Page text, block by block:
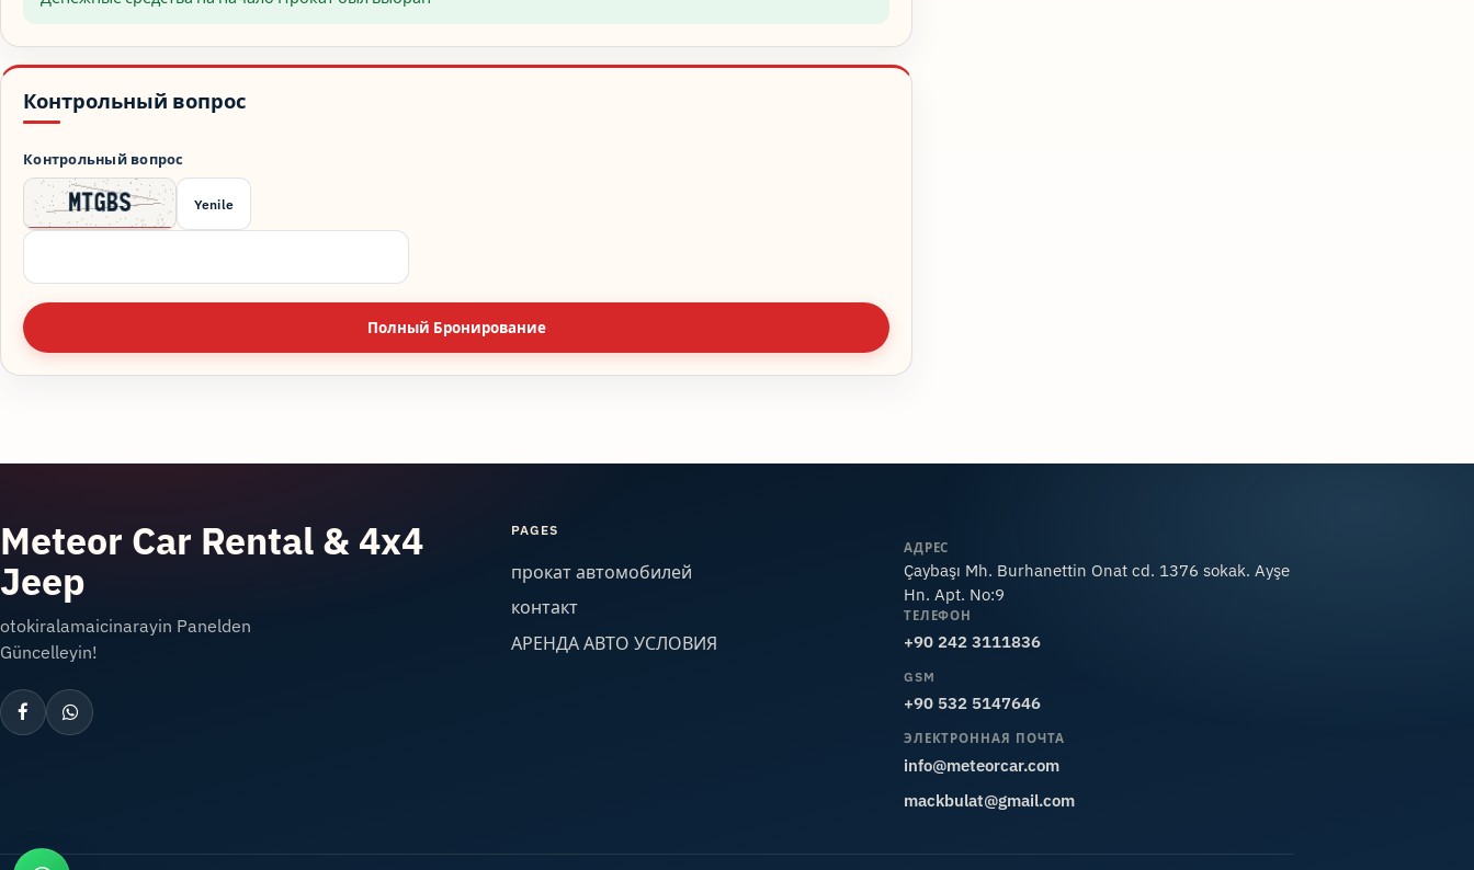
Контрольный вопрос
Контрольный вопрос
Yenile
Полный Бронирование
Meteor Car Rental & 4x4
Jeep
otokiralamaicinarayin Panelden
Güncelleyin!
PAGES
прокат автомобилей
контакт
АРЕНДА АВТО УСЛОВИЯ
АДРЕС
Çaybaşı Mh. Burhanettin Onat cd. 1376 sokak. Ayşe
Hn. Apt. No:9
ТЕЛЕФОН
+90 242 3111836
GSM
+90 532 5147646
ЭЛЕКТРОННАЯ ПОЧТА
info@meteorcar.com
mackbulat@gmail.com